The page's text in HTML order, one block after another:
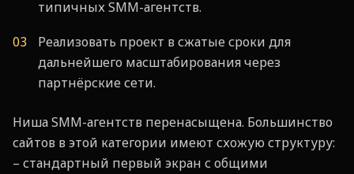
типичных SMM-агентств.
Реализовать проект в сжатые сроки для
дальнейшего масштабирования через
партнёрские сети.
Ниша SMM-агентств перенасыщена. Большинство
сайтов в этой категории имеют схожую структуру:
– стандартный первый экран с общими